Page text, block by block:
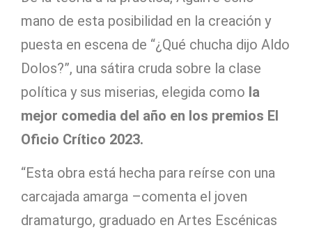
mano de esta posibilidad en la creación y
puesta en escena de “¿Qué chucha dijo Aldo
Dolos?”, una sátira cruda sobre la clase
política y sus miserias, elegida como la
mejor comedia del año en los premios El
Oficio Crítico 2023.
“Esta obra está hecha para reírse con una
carcajada amarga –comenta el joven
dramaturgo, graduado en Artes Escénicas